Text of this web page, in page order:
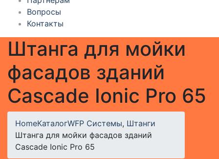
Вопросы
Контакты
Штанга для мойки
фасадов зданий
Cascade Ionic Pro 65
HomeКаталогWFP Системы, Штанги
Штанга для мойки фасадов зданий
Cascade Ionic Pro 65